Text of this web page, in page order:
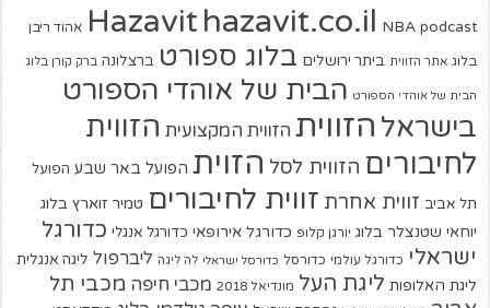
Hazavit hazavit.co.il NBA podcast אהוד ריבן
בלוג אתר הזווית ביתר ירושלים בלוג ספורט ברצלונה ברק קורן בלוג
הבית של אוהדי הספורט הבית של אוהדי הספורט
בישראל הזווית הזווית המקצועית הזווית
לחיבורים הזווית לסל הזוית הפועל באר שבע הפועל
תל אביב זווית אחרת זווית לחיבורים טמיר זוארץ בלוג
יוחאי שטנצלר בלוג יורגן קלופ כדורגל אירופאי כדורגל אנגלי כדורגל
ישראלי כדורגל עולמי כדורסל כדורסל ישראלי לה ליגה ליברפול ליגה אנגלית
ליגת האלופות ליגת העל מונדיאל 2018 מכבי חיפה מכבי תל